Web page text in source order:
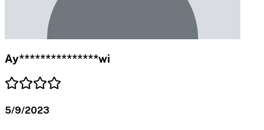
Ay***************wi
5/9/2023